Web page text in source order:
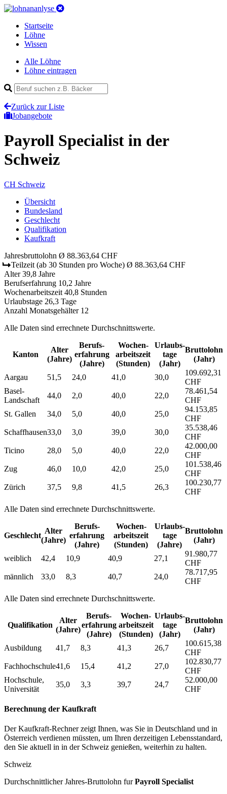
Startseite
Löhne
Wissen
Alle Löhne
Löhne eintragen
Zurück zur Liste
Jobangebote
Payroll Specialist in der
Schweiz
CH Schweiz
Übersicht
Bundesland
Geschlecht
Qualifikation
Kaufkraft
Jahresbruttolohn Ø 88.363,64 CHF
Teilzeit (ab 30 Stunden pro Woche) Ø 88.363,64 CHF
Alter 39,8 Jahre
Berufserfahrung 10,2 Jahre
Wochenarbeitszeit 40,8 Stunden
Urlaubstage 26,3 Tage
Anzahl Monatsgehälter 12
Alle Daten sind errechnete Durchschnittswerte.
Kanton
Alter
(Jahre)
Berufs­
erfahrung
(Jahre)
Wochen­
arbeitszeit
(Stunden)
Urlaubs­
tage
(Jahr)
Bruttolohn
(Jahr)
Aargau 51,5 24,0 41,0 30,0
109.692,31
CHF
Basel-
Landschaft
44,0 2,0 40,0 22,0
78.461,54
CHF
St. Gallen
34,0 5,0 40,0 25,0
94.153,85
CHF
Schaffhausen33,0 3,0 39,0 30,0
35.538,46
CHF
Ticino
28,0 5,0 40,0 22,0
42.000,00
CHF
Zug
46,0 10,0 42,0 25,0
101.538,46
CHF
Zürich
37,5 9,8 41,5 26,3
100.230,77
CHF
Alle Daten sind errechnete Durchschnittswerte.
Geschlecht
Alter
(Jahre)
Berufs­
erfahrung
(Jahre)
Wochen­
arbeitszeit
(Stunden)
Urlaubs­
tage
(Jahre)
Bruttolohn
(Jahr)
weiblich 42,4 10,9 40,9 27,1
91.980,77
CHF
männlich
33,0 8,3 40,7 24,0
78.717,95
CHF
Alle Daten sind errechnete Durchschnittswerte.
Qualifikation
Alter
(Jahre)
Berufs­
erfahrung
(Jahre)
Wochen­
arbeitszeit
(Stunden)
Urlaubs­
tage
(Jahr)
Bruttolohn
(Jahr)
Ausbildung 41,7 8,3 41,3 26,7
100.615,38
CHF
Fachhochschule41,6 15,4 41,2 27,0
102.830,77
CHF
Hochschule,
Universität
35,0 3,3 39,7 24,7
52.000,00
CHF
Berechnung der Kaufkraft
Der Kaufkraft-Rechner zeigt Ihnen, was Sie in Deutschland und in
Österreich verdienen müssten, um Ihren derzeitigen Lebensstandard,
den Sie aktuell in in der Schweiz genießen, weiterhin zu halten.
Schweiz
Durchschnittlicher Jahres-Bruttolohn furPayroll Specialist